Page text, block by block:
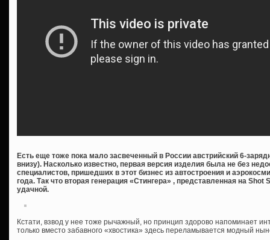
Есть еще тоже пока мало засвеченный в России австрийский 6-
внизу). Насколько известно, первая версия изделия была не без
специалистов, пришедших в этот бизнес из автостроения и
года. Так что вторая генерация «Стингера» , представленная на
удачной.
Кстати, взвод у нее тоже рычажный, но принцип здорово напоминает
только вместо забавного «хвостика» здесь переламывается модный